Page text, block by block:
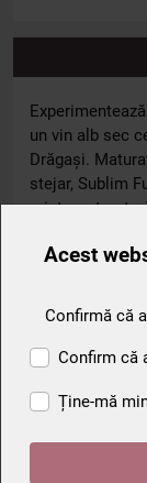
un vin alb sec
Drăgași.
stejar, Sublim
printr-o
Pentru a te
optimă de 11-
momente
complimenteze
Pentru a păstra
18°C, în
Acest
Confirmă că
Confirm că
Ține-mă